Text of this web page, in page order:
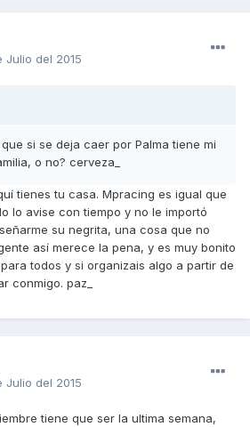
Julio del 2015
si se deja caer por Palma tiene mi
o no? cerveza_
tienes tu casa. Mpracing es igual que
lo avise con tiempo y no le importó
su negrita, una cosa que no
así merece la pena, y es muy bonito
todos y si organizais algo a partir de
conmigo. paz_
Julio del 2015
tiene que ser la ultima semana,